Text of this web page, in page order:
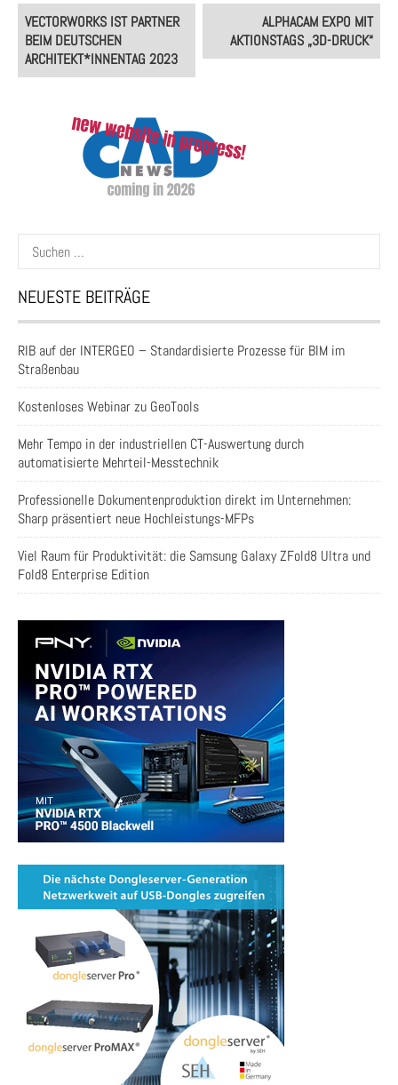
Post
navigation
VECTORWORKS IST PARTNER
BEIM DEUTSCHEN
ARCHITEKT*INNENTAG 2023
ALPHACAM EXPO MIT
AKTIONSTAGS „3D-DRUCK“
Suchen
nach:
NEUESTE BEITRÄGE
RIB auf der INTERGEO – Standardisierte Prozesse für BIM im
Straßenbau
Kostenloses Webinar zu GeoTools
Mehr Tempo in der industriellen CT-Auswertung durch
automatisierte Mehrteil-Messtechnik
Professionelle Dokumentenproduktion direkt im Unternehmen:
Sharp präsentiert neue Hochleistungs-MFPs
Viel Raum für Produktivität: die Samsung Galaxy ZFold8 Ultra und
Fold8 Enterprise Edition